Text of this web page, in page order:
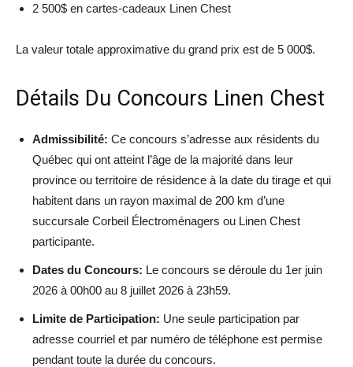
2 500$ en cartes-cadeaux Linen Chest
La valeur totale approximative du grand prix est de 5 000$.
Détails Du Concours Linen Chest
Admissibilité: Ce concours s’adresse aux résidents du
Québec qui ont atteint l’âge de la majorité dans leur
province ou territoire de résidence à la date du tirage et qui
habitent dans un rayon maximal de 200 km d’une
succursale Corbeil Électroménagers ou Linen Chest
participante.
Dates du Concours: Le concours se déroule du 1er juin
2026 à 00h00 au 8 juillet 2026 à 23h59.
Limite de Participation: Une seule participation par
adresse courriel et par numéro de téléphone est permise
pendant toute la durée du concours.